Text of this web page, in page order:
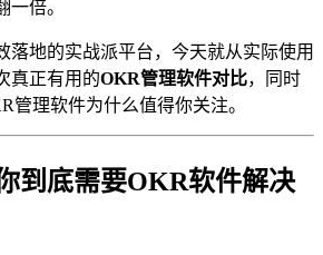
倍。
落地的实战派平台，今天就从实际使用
真正有用的OKR管理软件对比，同时
管理软件为什么值得你关注。
到底需要OKR软件解决